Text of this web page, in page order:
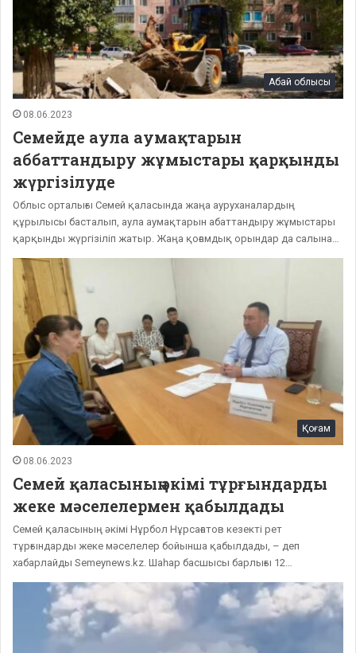
Абай облысы
08.06.2023
Семейде аула аумақтарын
аббаттандыру жұмыстары қарқынды
жүргізілуде
Облыс орталығы Семей қаласында жаңа ауруханалардың
құрылысы басталып, аула аумақтарын абаттандыру жұмыстары
қарқынды жүргізіліп жатыр. Жаңа қоғамдық орындар да салына…
Қоғам
08.06.2023
Семей қаласының әкімі тұрғындарды
жеке мәселелермен қабылдады
Семей қаласының әкімі Нұрбол Нұрсағатов кезекті рет
тұрғындарды жеке мәселелер бойынша қабылдады, – деп
хабарлайды Semeynews.kz. Шаһар басшысы барлығы 12…